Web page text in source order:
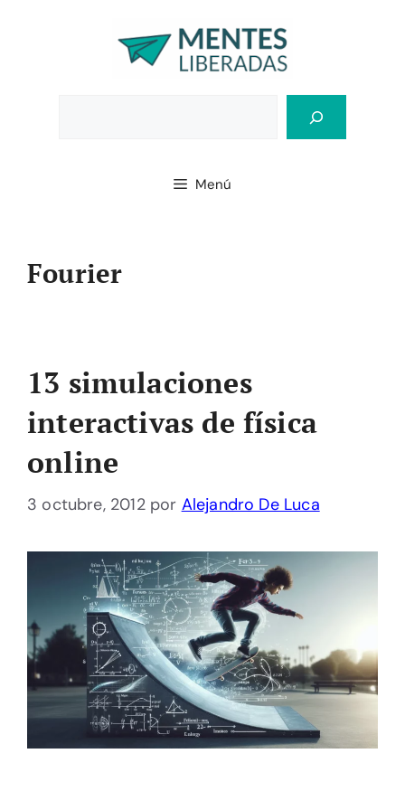
Menú
Fourier
13 simulaciones
interactivas de física
online
3 octubre, 2012 por Alejandro De Luca